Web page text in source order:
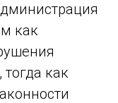
как
как